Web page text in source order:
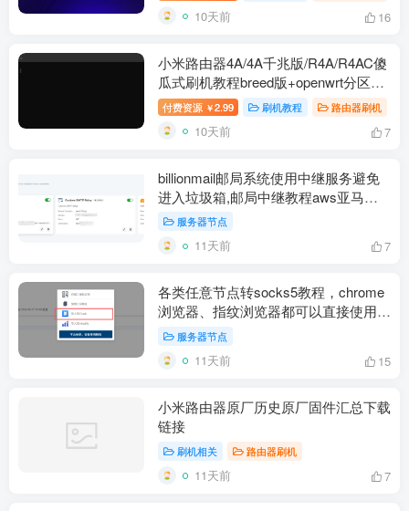
10天前 16
小米路由器4A/4A千兆版/R4A/R4AC傻
瓜式刷机教程breed版+openwrt分区版
支持V1V2+恢复原厂教程
付费资源 ￥2.99 刷机教程 路由器刷机
10天前 7
billionmail邮局系统使用中继服务避免
进入垃圾箱,邮局中继教程aws亚马逊
云设置resend免费中继
服务器节点
11天前 7
各类任意节点转socks5教程，chrome
浏览器、指纹浏览器都可以直接使用每
个窗口一个独立海外原生IP
服务器节点
11天前 15
小米路由器原厂历史原厂固件汇总下载
链接
刷机相关 路由器刷机
11天前 7